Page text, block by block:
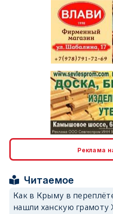
Реклама
Читаемое
Как в Крыму в
нашли ханскую грамоту